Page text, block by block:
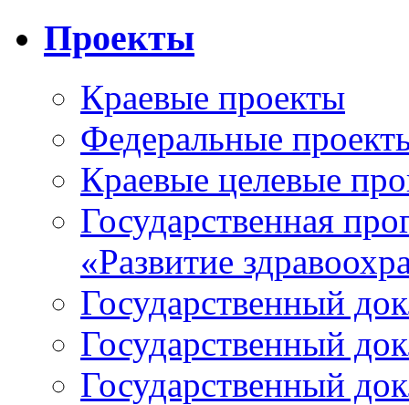
Проекты
Краевые проекты
Федеральные
Краевые целевые
Государственная
«Развитие
Государственный
Государственный
Государственный